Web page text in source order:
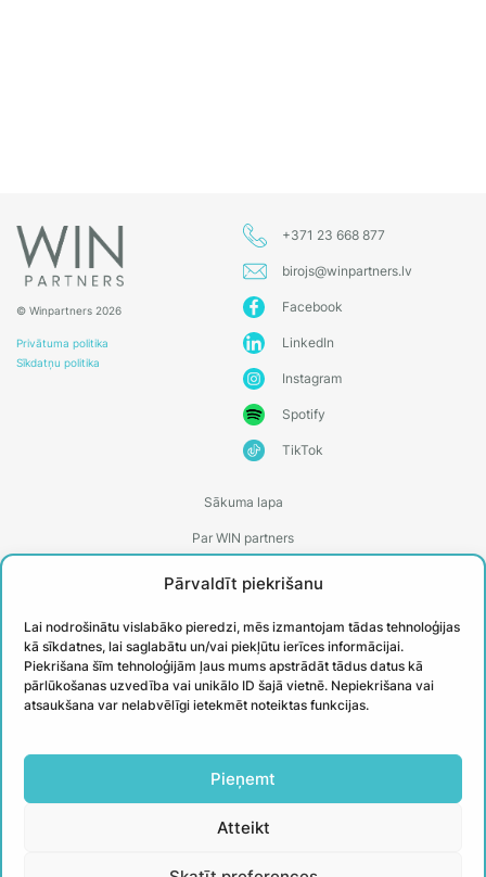
Pārvaldīt piekrišanu
Lai nodrošinātu vislabāko pieredzi, mēs izmantojam tādas tehnoloģijas
kā sīkdatnes, lai saglabātu un/vai piekļūtu ierīces informācijai.
Piekrišana šīm tehnoloģijām ļaus mums apstrādāt tādus datus kā
pārlūkošanas uzvedība vai unikālo ID šajā vietnē. Nepiekrišana vai
atsaukšana var nelabvēlīgi ietekmēt noteiktas funkcijas.
Pieņemt
Atteikt
© Winpartners 2026
Privātuma politika
Sīkdatņu politika
+371 23 668 877
birojs@winpartners.lv
Facebook
LinkedIn
Instagram
Spotify
TikTok
Sākuma lapa
Par WIN partners
Treneri
Biežāk uzdotie jautājumi
Īstenotie projekti
JAUNUMIEM